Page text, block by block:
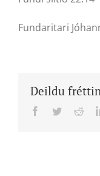
Fundaritari
Deildu
Facebook
Twitter